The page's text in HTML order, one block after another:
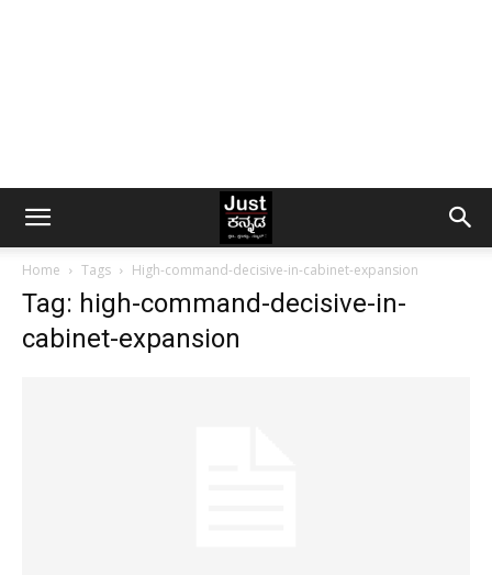
Home Tags High-command-decisive-in-cabinet-expansion
Tag: high-command-decisive-in-
cabinet-expansion